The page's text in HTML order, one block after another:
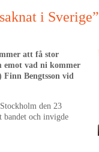
i Sverige”
att få stor
emot vad ni kommer
Finn Bengtsson vid
den 23
bandet och invigde